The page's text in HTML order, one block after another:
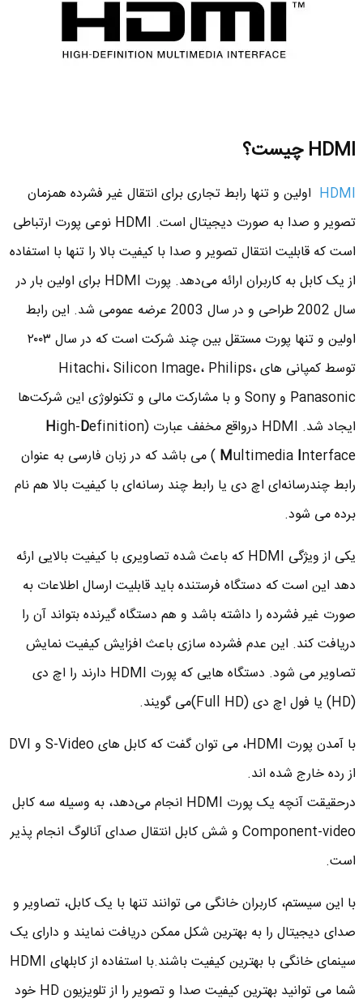
HDMIچیست؟
HDMI اولین و تنها رابط تجاری برای انتقال غیر فشرده همزمان
تصویر و صدا به صورت دیجیتال است. HDMI نوعی پورت ارتباطی
است که قابلیت انتقال تصویر و صدا با کیفیت بالا را تنها با استفاده
از یک کابل به کاربران ارائه می‌دهد. پورت HDMI برای اولین بار در
سال 2002 طراحی و در سال 2003 عرضه عمومی شد. این رابط
اولین و تنها پورت مستقل بین چند شرکت است که در سال ۲۰۰۳
توسط کمپانی های Hitachi، Silicon Image، Philips،
Panasonic و Sony و با مشارکت مالی و تکنولوژی این شرکت‌ها
ایجاد شد. HDMI درواقع مخفف عبارت (
High-Definition
Multimedia I
nterface ) می باشد که در زبان فارسی به عنوان
رابط چندرسانه‌ای اچ‌ دی یا رابط چند رسانه‌ای با کیفیت بالا هم نام
برده می شود.
یکی از ویژگی HDMI که باعث شده تصاویری با کیفیت بالایی ارئه
دهد این است که دستگاه فرستنده باید قابلیت ارسال اطلاعات به
صورت غیر فشرده را داشته باشد و هم دستگاه گیرنده بتواند آن را
دریافت کند. این عدم فشرده سازی باعث افزایش کیفیت نمایش
تصاویر می شود. دستگاه هایی که پورت HDMI دارند را اچ دی
(HD) یا فول اچ دی (Full HD)می گویند.
با آمدن پورت HDMI، می توان گفت که کابل های S-Video و DVI
از رده خارج شده اند.
درحقیقت آنچه یک پورت HDMI انجام می‌دهد، به وسیله سه کابل
Component-video و شش کابل انتقال صدای آنالوگ انجام‌ پذیر
است.
با این سیستم، کاربران خانگی می توانند تنها با یک کابل، تصاویر و
صدای دیجیتال را به بهترین شکل ممکن دریافت نمایند و دارای یک
سینمای خانگی با بهترین کیفیت باشند.با استفاده از کابلهای HDMI
شما می توانید بهترین کیفیت صدا و تصویر را از تلویزیون HD خود